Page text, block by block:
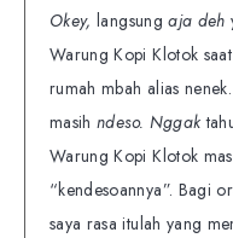
Okey,langsungaja deh
Warung Kopi Klotok
rumah mbah alias
masihndeso. Nggak
Warung Kopi Klotok
“kendesoannya”. Bagi
saya rasa itulah yang